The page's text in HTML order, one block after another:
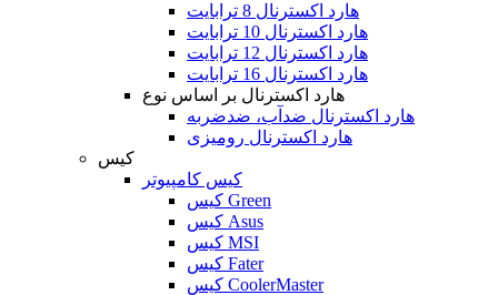
هارد اکسترنال 8 ترابایت
هارد اکسترنال 10 ترابایت
هارد اکسترنال 12 ترابایت
هارد اکسترنال 16 ترابایت
هارد اکسترنال بر اساس نوع
هارد اکسترنال ضدآب، ضدضربه
هارد اکسترنال رومیزی
کیس
کیس کامپیوتر
کیس Green
کیس Asus
کیس MSI
کیس Fater
کیس CoolerMaster